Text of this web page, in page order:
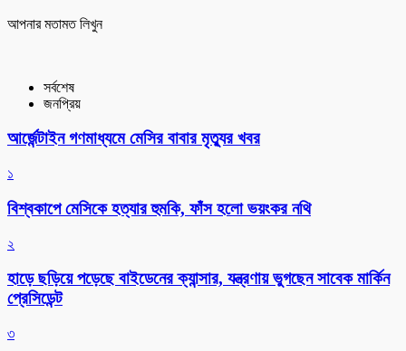
আপনার মতামত লিখুন
সর্বশেষ
জনপ্রিয়
আর্জেন্টাইন গণমাধ্যমে মেসির বাবার মৃত্যুর খবর
১
বিশ্বকাপে মেসিকে হত্যার হুমকি, ফাঁস হলো ভয়ংকর নথি
২
হাড়ে ছড়িয়ে পড়েছে বাইডেনের ক্যান্সার, যন্ত্রণায় ভুগছেন সাবেক মার্কিন
প্রেসিডেন্ট
৩